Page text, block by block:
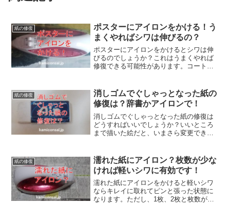
紙の修復
ポスターにアイロンをかける！う
まくやればシワは伸びるの？
ポスターにアイロンをかけるとシワは伸
びるのでしょうか？これはうまくやれば
修復できる可能性があります。コート紙
低温でゆっくり伸ばす。ポスターにアイ
ロンがけでしわが改善出来るかも。
紙の修復
消しゴムでぐしゃっとなった紙の
修復は？辞書かアイロンで！
消しゴムでぐしゃっとなった紙の修復は
どうすればいいでしょうか？いいところ
まで描いた絵だと、いまさら変更できな
はアイロンをかける。消しゴムでぐしゃ
っとなったのがマシになりますよ！
紙の修復
濡れた紙にアイロン？枚数が少な
ければ軽いシワに有効です！
濡れた紙にアイロンをかけると軽いシワ
ならキレイに取れてピンと張った状態に
なります。ただし、1枚、2枚と枚数が少